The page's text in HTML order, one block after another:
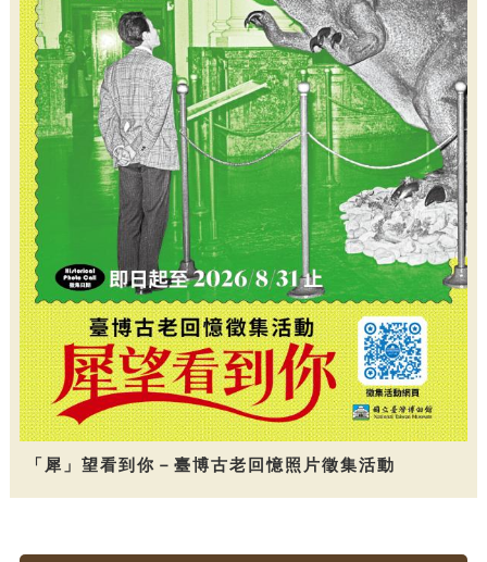
「犀」望看到你－臺博古老回憶照片徵集活動